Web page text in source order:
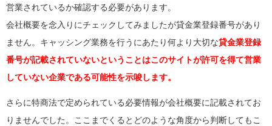
営業されているか確認する必要があります。
会社概要を念入りにチェックしてみましたが貸金業登録番号があり
ません。キャッシング業務を行うにあたり何より大切な貸金業登録
番号が記載されていないということはこのサイトが許可を得て営業
していない企業である可能性を示唆します。
さらに特商法で定められている必要情報が会社概要に記載されてお
りませんでした。ここまでくるとどのような角度から判断してもこ